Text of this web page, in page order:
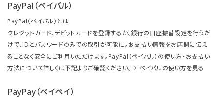
PayPal（ペイパル）
PayPal（ペイパル）とは
クレジットカード、デビットカードを登録するか、銀行の口座振替設定を行うだ
けで、IDとパスワードのみでの取引が可能に。お支払い情報をお店側に伝え
ることなく安全にご利用いただけます。PayPal（ペイパル）の使い方・お支払い
方法について詳しくは下記よりご確認ください。⇒ ペイパルの使い方を見る
PayPay（ペイペイ）